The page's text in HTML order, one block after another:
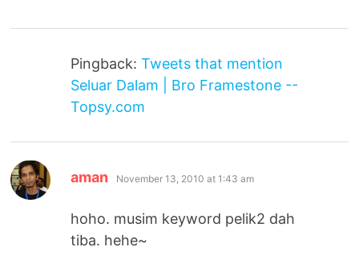
Pingback:Tweets that mention
Seluar Dalam | Bro Framestone --
Topsy.com
aman says:
November 13, 2010 at 1:43 am
hoho. musim keyword pelik2 dah
tiba. hehe~